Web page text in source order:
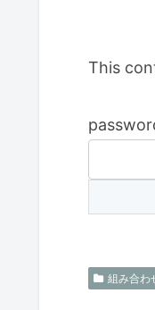
This
組み合わ